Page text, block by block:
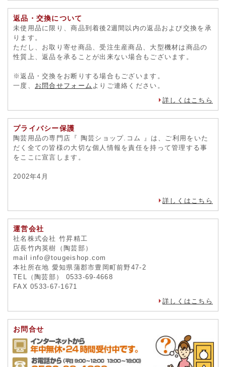
返品・交換について
未使用品に限り、商品到着後2週間以内の返品および交換を承
ります。
ただし、お取り寄せ商品、受注生産商品、大型機材は商品の
性質上、返品を承ることが出来ない場合もございます。
※返品・交換をお断りする場合もございます。
一度、 お問合せフォーム よりご連絡ください。
詳しくはこちら
プライバシー保護
陶芸用品の専門店『 陶芸ショップ.コム 』は、ご利用をいた
だく全ての皆様の大切な個人情報を責任を持って管理する事
をここに宣言します。
2002年4月
詳しくはこちら
運営会社
社名株式会社 竹昇精工
店長竹内英樹（陶芸部）
mail info@tougeishop.com
本社所在地 愛知県蒲郡市豊岡町前野47-2
TEL（陶芸部） 0533-69-4668
FAX 0533-67-1671
詳しくはこちら
お問合せ